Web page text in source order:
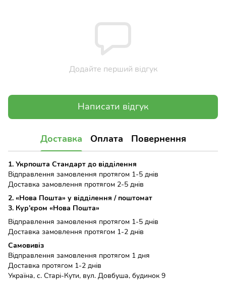
Додайте перший відгук
Написати відгук
Доставка Оплата Повернення
1. Укрпошта Стандарт до відділення
Відправлення замовлення протягом 1-5 днів
Доставка замовлення протягом 2-5 днів
2. «Нова Пошта» у відділення / поштомат
3. Кур’єром «Нова Пошта»
Відправлення замовлення протягом 1-5 днів
Доставка замовлення протягом 1-2 днів
Самовивіз
Відправлення замовлення протягом 1 дня
Доставка протягом 1-2 днів
Україна, с. Старі-Кути, вул. Довбуша, будинок 9